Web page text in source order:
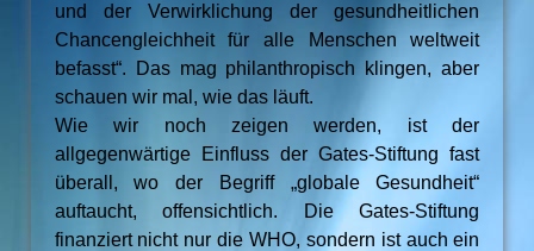
und der Verwirklichung der gesundheitlichen
Chancengleichheit für alle Menschen weltweit
befasst“. Das mag philanthropisch klingen, aber
schauen wir mal, wie das läuft.
Wie wir noch zeigen werden, ist der
allgegenwärtige Einfluss der Gates-Stiftung fast
überall, wo der Begriff „globale Gesundheit“
auftaucht, offensichtlich. Die Gates-Stiftung
finanziert nicht nur die WHO, sondern ist auch ein